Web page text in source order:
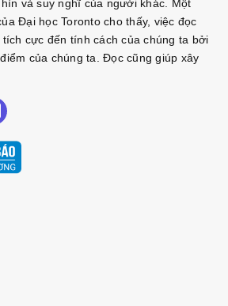
và suy nghĩ của người khác. Một
Đại học Toronto cho thấy, việc đọc
cực đến tính cách của chúng ta bởi
của chúng ta. Đọc cũng giúp xây